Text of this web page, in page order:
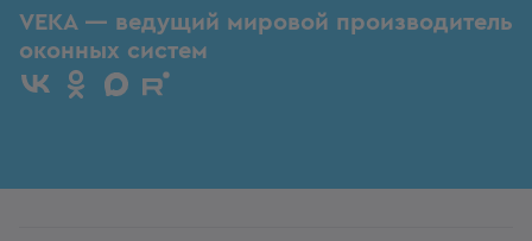
VEKA — ведущий мировой производитель
оконных систем